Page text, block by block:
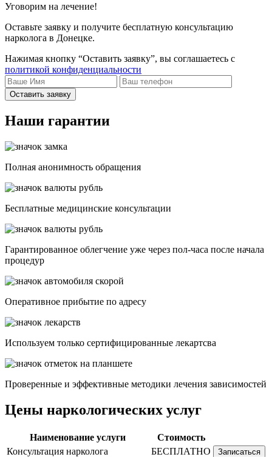
Уговорим на лечение!
Оставьте заявку и получите бесплатную консультацию
нарколога в Донецке.
Нажимая кнопку “Оставить заявку”, вы соглашаетесь с
политикой конфиденциальности
Оставить заявку
Наши гарантии
Полная анонимность обращения
Бесплатные медицинские консультации
Гарантированное облегчение уже через пол-часа после начала
процедур
Опеpативное прибытие по адресу
Используем только сертифицированные лекартсва
Проверенные и эффективные методики лечения зависимостей
Цены наркологических услуг
Наименование услуги
Стоимость
Консультация нарколога
БЕСПЛАТНО Записаться